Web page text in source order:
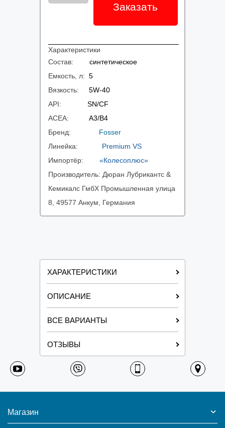
Заказать
Характеристики
Состав: синтетическое
Емкость, л: 5
Вязкость: 5W-40
API: SN/CF
ACEA: A3/B4
Бренд: Fosser
Линейка: Premium VS
Импортёр: «Колесоплюс»
Производитель: Дюран Лубрикантс &
Кемикалс ГмбХ Промышленная улица
8, 49577 Анкум, Германия
ХАРАКТЕРИСТИКИ
ОПИСАНИЕ
ВСЕ ВАРИАНТЫ
ОТЗЫВЫ
Магазин